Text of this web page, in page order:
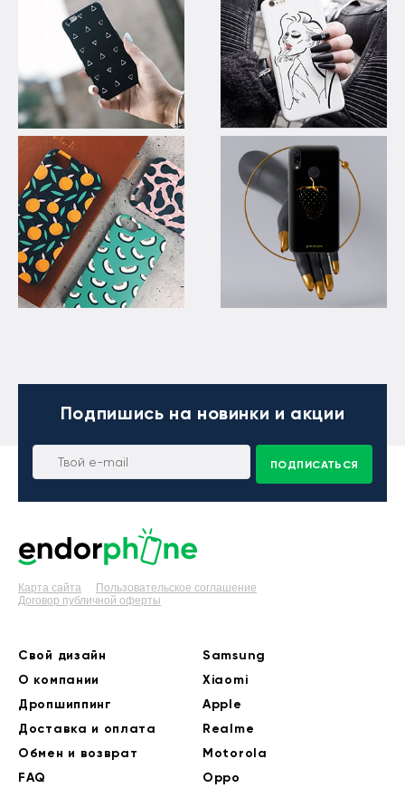
Подпишись на новинки и акции
ПОДПИСАТЬСЯ
Карта сайта
Пользовательское соглашение
Договор публичной оферты
Свой дизайн
О компании
Дропшиппинг
Доставка и оплата
Обмен и возврат
FAQ
Samsung
Xiaomi
Apple
Realme
Motorola
Oppo